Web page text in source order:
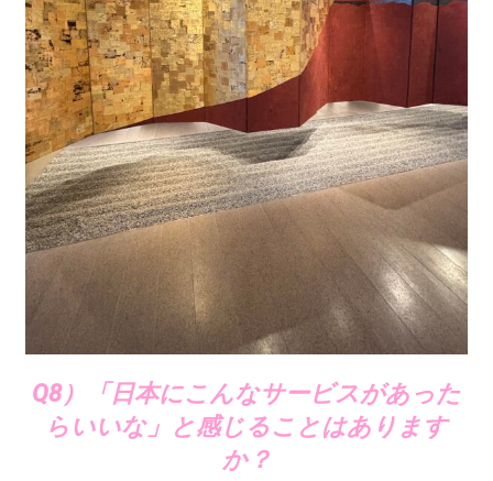
Q8）「日本にこんなサービスがあった
らいいな」と感じることはあります
か？